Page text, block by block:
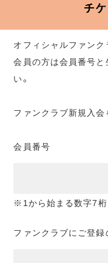
2020.06.25 Thu 20:00
オフィシャルファンク
会員の方は会員番号
い。
ファンクラブ新規入
会員番号
※1から始まる数字7桁
ファンクラブにご登録